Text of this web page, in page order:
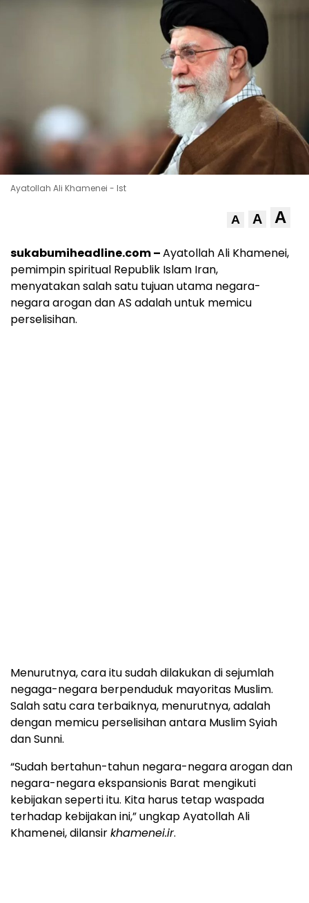
Ayatollah Ali Khamenei - Ist
A A A
sukabumiheadline.com –Ayatollah Ali Khamenei,
pemimpin spiritual Republik Islam Iran,
menyatakan salah satu tujuan utama negara-
negara arogan dan AS adalah untuk memicu
perselisihan.
Menurutnya, cara itu sudah dilakukan di sejumlah
negaga-negara berpenduduk mayoritas Muslim.
Salah satu cara terbaiknya, menurutnya, adalah
dengan memicu perselisihan antara Muslim Syiah
dan Sunni.
“Sudah bertahun-tahun negara-negara arogan dan
negara-negara ekspansionis Barat mengikuti
kebijakan seperti itu. Kita harus tetap waspada
terhadap kebijakan ini,” ungkap Ayatollah Ali
Khamenei, dilansirkhamenei.ir.